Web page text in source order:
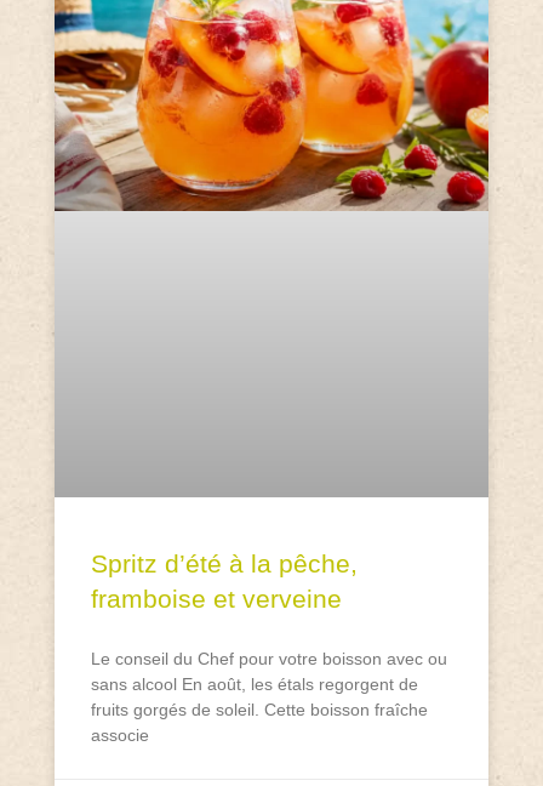
Spritz d’été à la pêche,
framboise et verveine
Le conseil du Chef pour votre boisson avec ou
sans alcool En août, les étals regorgent de
fruits gorgés de soleil. Cette boisson fraîche
associe